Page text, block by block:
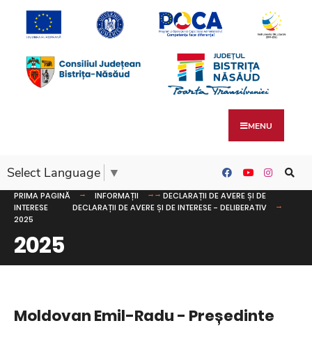
MENU
Select Language ▼
PRIMA PAGINĂ INFORMAȚII
DECLARAȚII DE AVERE ȘI DE
INTERESE
DECLARAȚII DE AVERE ȘI DE INTERESE - DELIBERATIV
2025
2025
Moldovan Emil-Radu - Președinte